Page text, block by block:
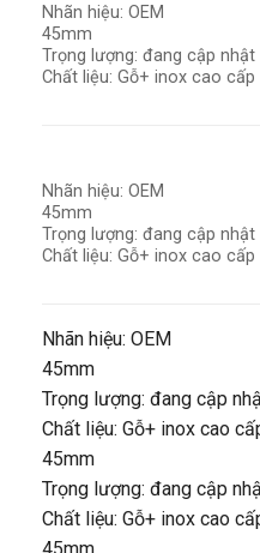
Nhãn hiệu: OEM
45mm
Trọng lượng: đang cập nhật
Chất liệu: Gỗ+ inox cao cấp
Nhãn hiệu: OEM
45mm
Trọng lượng: đang cập nhật
Chất liệu: Gỗ+ inox cao cấp
Nhãn hiệu: OEM
45mm
Trọng lượng: đang cập
Chất liệu: Gỗ+ inox cao
45mm
Trọng lượng: đang cập
Chất liệu: Gỗ+ inox cao
45mm